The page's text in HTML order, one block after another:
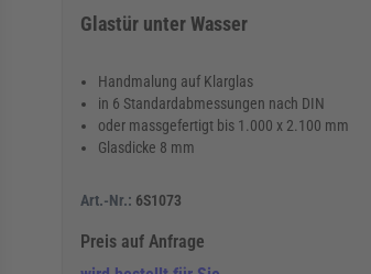
Glastür unter Wasser
Handmalung auf Klarglas
in 6 Standardabmessungen nach DIN
oder massgefertigt bis 1.000 x 2.100 mm
Glasdicke 8 mm
Art.-Nr.: 6S1073
Preis auf Anfrage